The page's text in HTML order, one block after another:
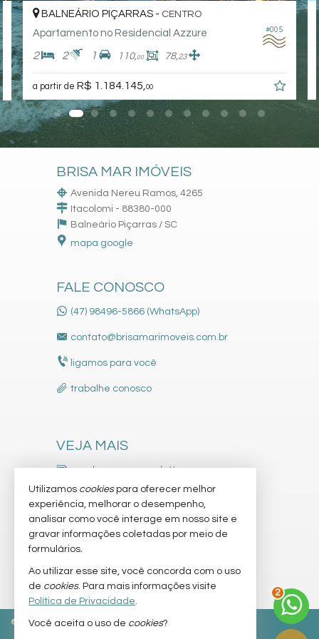
#005
BALNEÁRIO PIÇARRAS - CENTRO
Apartamento no Residencial Azzure
2 2 1 110,00 78,23
a partir de R$ 1.184.145,00
BRISA MAR IMÓVEIS
Avenida Nereu Ramos, 4265
Itacolomi - 88380-000
Balneário Piçarras / SC
mapa google
FALE CONOSCO
(47) 98496-5866 (WhatsApp)
contato@brisamarimoveis.com.br
ligamos para você
trabalhe conosco
VEJA MAIS
receba nosso newsletter
indicadores financeiros
cadastre seu imóvel
imóveis favoritos
mapa de imóveis
© 2026 CRECI/SC 9736-J Política de Privacidade
Utilizamos cookiespara oferecer melhor
experiência, melhorar o desempenho,
analisar como você interage em nosso site e
gravar informações coletadas por meio de
formulários.
Ao utilizar esse site, você concorda com o uso
de cookies. Para mais informações visite
Política de Privacidade.
Você aceita o uso de cookies?